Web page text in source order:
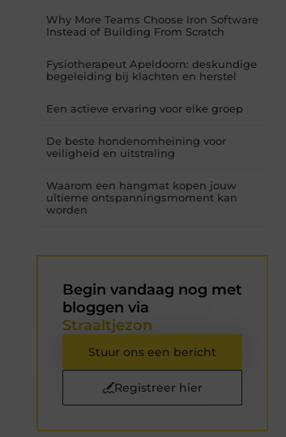
Why More Teams Choose Iron Software
Instead of Building From Scratch
Fysiotherapeut Apeldoorn: deskundige
begeleiding bij klachten en herstel
Een actieve ervaring voor elke groep
De beste hondenomheining voor
veiligheid en uitstraling
Waarom een hangmat kopen jouw
ultieme ontspanningsmoment kan
worden
Begin vandaag nog met
bloggen via
Straaltjezon
Stuur ons een bericht
Registreer hier